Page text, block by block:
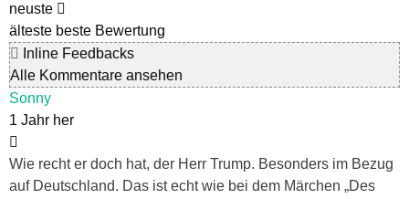
neuste
älteste beste Bewertung
Inline Feedbacks
Alle Kommentare ansehen
Sonny
1 Jahr her
Wie recht er doch hat, der Herr Trump. Besonders im Bezug
auf Deutschland. Das ist echt wie bei dem Märchen „Des